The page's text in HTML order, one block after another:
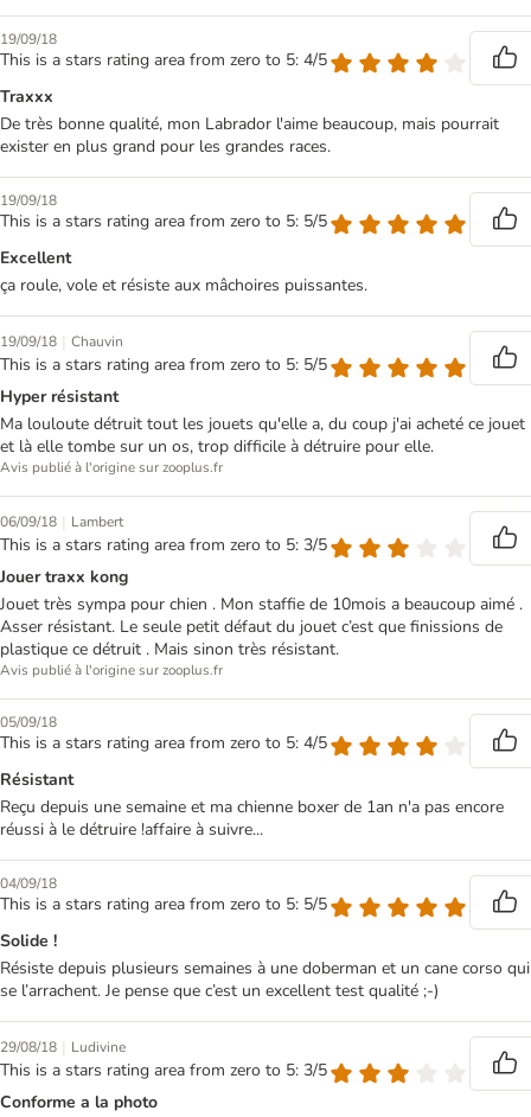
19/09/18
This is a stars rating area from zero to 5: 4/5
Traxxx
De très bonne qualité, mon Labrador l'aime beaucoup, mais pourrait
exister en plus grand pour les grandes races.
19/09/18
This is a stars rating area from zero to 5: 5/5
Excellent
ça roule, vole et résiste aux mâchoires puissantes.
19/09/18 | Chauvin
This is a stars rating area from zero to 5: 5/5
Hyper résistant
Ma louloute détruit tout les jouets qu'elle a, du coup j'ai acheté ce jouet
et là elle tombe sur un os, trop difficile à détruire pour elle.
Avis publié à l'origine sur zooplus.fr
06/09/18 | Lambert
This is a stars rating area from zero to 5: 3/5
Jouer traxx kong
Jouet très sympa pour chien . Mon staffie de 10mois a beaucoup aimé .
Asser résistant. Le seule petit défaut du jouet c’est que finissions de
plastique ce détruit . Mais sinon très résistant.
Avis publié à l'origine sur zooplus.fr
05/09/18
This is a stars rating area from zero to 5: 4/5
Résistant
Reçu depuis une semaine et ma chienne boxer de 1an n'a pas encore
réussi à le détruire !affaire à suivre...
04/09/18
This is a stars rating area from zero to 5: 5/5
Solide !
Résiste depuis plusieurs semaines à une doberman et un cane corso qui
se l’arrachent. Je pense que c’est un excellent test qualité ;-)
29/08/18 | Ludivine
This is a stars rating area from zero to 5: 3/5
Conforme a la photo